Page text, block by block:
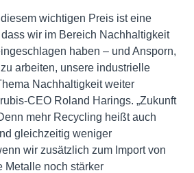
wichtigen Preis ist eine
wir im Bereich Nachhaltigkeit
haben – und Ansporn,
arbeiten, unsere industrielle
Nachhaltigkeit weiter
CEO Roland Harings. „Zukunft
mehr Recycling heißt auch
gleichzeitig weniger
wir zusätzlich zum Import von
Metalle noch stärker